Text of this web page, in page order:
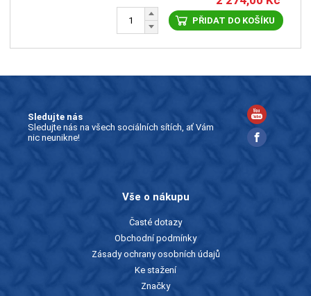
PŘIDAT DO KOŠÍKU
Sledujte nás
Sledujte nás na všech sociálních sítích, ať Vám
nic neunikne!
Vše o nákupu
Časté dotazy
Obchodní podmínky
Zásady ochrany osobních údajů
Ke stažení
Značky